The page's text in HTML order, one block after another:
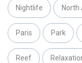
Nightlife North
Paris Park
Reef